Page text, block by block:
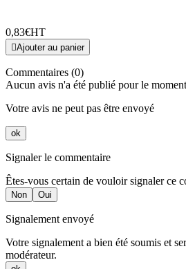
0,83€HT
Ajouter au panier
Commentaires (0)
Aucun avis n'a été publié pour le
Votre avis ne peut pas être envoyé
ok
Signaler le commentaire
Êtes-vous certain de vouloir signaler ce
Non Oui
Signalement envoyé
Votre signalement a bien été soumis et
modérateur.